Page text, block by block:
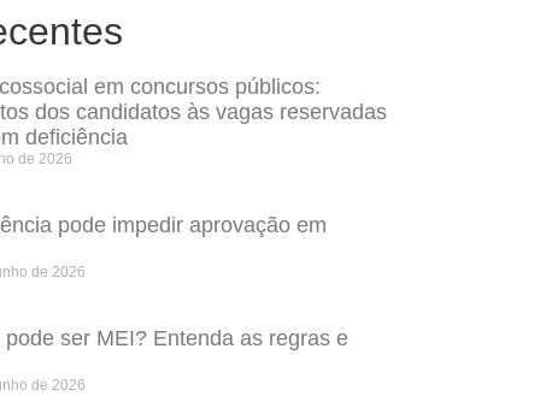
em concursos públicos:
dos candidatos às vagas reservadas
deficiência
de 2026
pode impedir aprovação em
de 2026
ser MEI? Entenda as regras e
de 2026